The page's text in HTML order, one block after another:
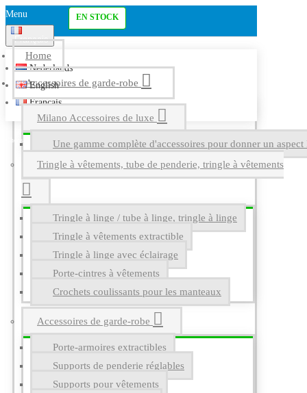
Menu
Français
Nederlands
English
Français
Home
Accessoires de garde-robe
Milano Accessoires de luxe
Une gamme complète d'accessoires pour donner un
Tringle à vêtements, tube de penderie, tringle à vêtements
Tringle à linge / tube à linge, tringle à linge
Tringle à vêtements extractible
Tringle à linge avec éclairage
Porte-cintres à vêtements
Crochets coulissants pour les manteaux
Accessoires de garde-robe
Porte-armoires extractibles
Supports de penderie réglables
Supports pour vêtements
EN STOCK